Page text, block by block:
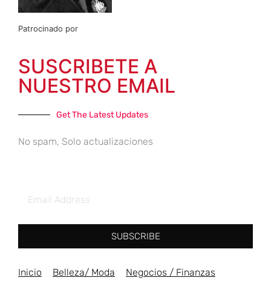
Patrocinado por
SUSCRIBETE A
NUESTRO EMAIL
Get The Latest Updates
No spam, Solo actualizaciones
SUBSCRIBE
Inicio Belleza/ Moda Negocios / Finanzas